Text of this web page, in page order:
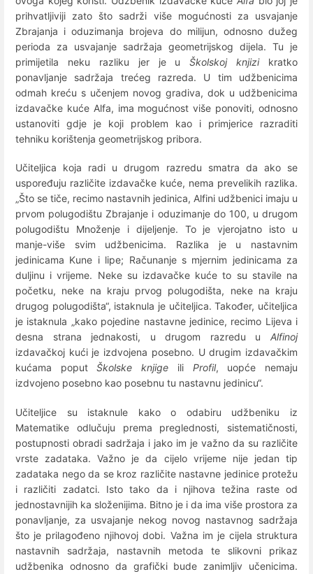
prihvatljiviji zato što sadrži više mogućnosti za usvajanje
Zbrajanja i oduzimanja brojeva do milijun, odnosno dužeg
perioda za usvajanje sadržaja geometrijskog dijela. Tu je
primijetila neku razliku jer je uŠkolskoj knjizikratko
ponavljanje sadržaja trećeg razreda. U tim udžbenicima
odmah kreću s učenjem novog gradiva, dok u udžbenicima
izdavačke kuće Alfa, ima mogućnost više ponoviti, odnosno
ustanoviti gdje je koji problem kao i primjerice razraditi
tehniku korištenja geometrijskog pribora.
Učiteljica koja radi u drugom razredu smatra da ako se
uspoređuju različite izdavačke kuće, nema prevelikih razlika.
„Što se tiče, recimo nastavnih jedinica, Alfini udžbenici imaju u
prvom polugodištu Zbrajanje i oduzimanje do 100, u drugom
polugodištu Množenje i dijeljenje. To je vjerojatno isto u
manje-više svim udžbenicima. Razlika je u nastavnim
jedinicama Kune i lipe; Računanje s mjernim jedinicama za
duljinu i vrijeme. Neke su izdavačke kuće to su stavile na
početku, neke na kraju prvog polugodišta, neke na kraju
drugog polugodišta“, istaknula je učiteljica. Također, učiteljica
je istaknula „kako pojedine nastavne jedinice, recimo Lijeva i
desna strana jednakosti, u drugom razredu u Alfinoj
izdavačkoj kući je izdvojena posebno. U drugim izdavačkim
kućama poputŠkolske knjige ili Profil, uopće nemaju
izdvojeno posebno kao posebnu tu nastavnu jedinicu“.
Učiteljice su istaknule kako o odabiru udžbeniku iz
Matematike odlučuju prema preglednosti, sistematičnosti,
postupnosti obradi sadržaja i jako im je važno da su različite
vrste zadataka. Važno je da cijelo vrijeme nije jedan tip
zadataka nego da se kroz različite nastavne jedinice protežu
i različiti zadatci. Isto tako da i njihova težina raste od
jednostavnijih ka složenijima. Bitno je i da ima više prostora za
ponavljanje, za usvajanje nekog novog nastavnog sadržaja
što je prilagođeno njihovoj dobi. Važna im je cijela struktura
nastavnih sadržaja, nastavnih metoda te slikovni prikaz
udžbenika odnosno da grafički bude zanimljiv učenicima.